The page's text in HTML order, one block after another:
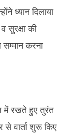
ध्यान दिलाया
सुरक्षा की
करना
में रखते हुए तुरंत
से वार्ता शुरू किए